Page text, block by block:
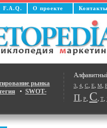
F.A.Q. О проекте
3, 4, C, E, M,
П, Р, С, Т,
рынка
• SWOT-